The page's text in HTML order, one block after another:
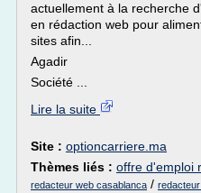
actuellement à la recherche
en rédaction web pour
sites afin...
Agadir
Société ...
Lire la suite
Site : optioncarriere.ma
Thèmes liés : offre d'emploi
redacteur web casablanca /